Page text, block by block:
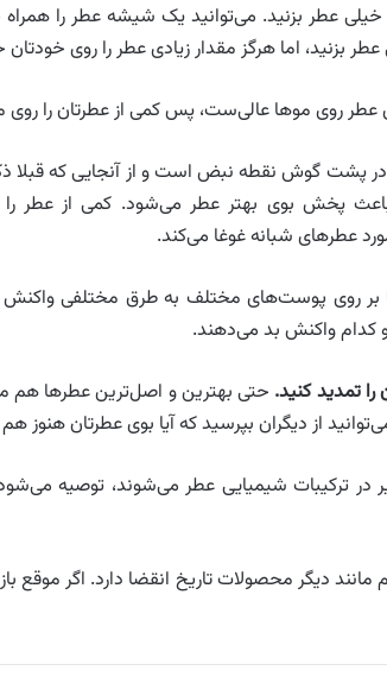
خیلی عطر بزنید. می‌توانید یک شیشه عطر را
اما هرگز مقدار زیادی عطر را روی خودتان
عطر روی موها عالی‌ست، پس کمی از عطرتان را روی
در پشت گوش نقطه نبض است و از آنجایی که قبلا
پخش بوی بهتر عطر می‌شود. کمی از عطر را
عطرهای شبانه غوغا می‌کند.
بر روی پوست‌های مختلف به طرق مختلفی
کدام واکنش بد می‌دهند.
حتی بهترین و اصل‌ترین عطرها هم
از دیگران بپرسید که آیا بوی عطرتان هنوز هم
در ترکیبات شیمیایی عطر می‌شوند، توصیه
دیگر محصولات تاریخ انقضا دارد. اگر موقع